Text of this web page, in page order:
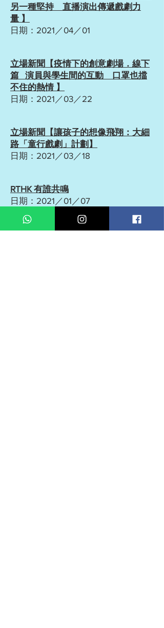
另一種堅持 直播演出傳遞戲劇力
量 】
日期：2021／04／01
立場新聞【疫情下的創意劇場．線下
篇 演員與學生間的互動 口罩也擋
不住的熱情 】
日期：2021／03／22
立場新聞【讓孩子的想像飛翔：大細
路「童行戲劇」計劃】
日期：2021／03／18
RTHK 有誰共鳴
日期：2021／01／07
大公報【職業劇團：改線上直播 反應